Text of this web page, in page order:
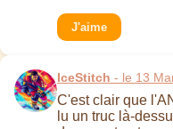
J'aime
IceStitch - le 13
C'est clair que
lu un truc là-